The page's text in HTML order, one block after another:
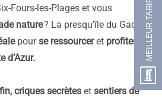
Fours-les-Plages et vous
nature? La presqu’île du Gaou
pourse ressourceret profiter
d’Azur.
criques secrètes et sentiers de